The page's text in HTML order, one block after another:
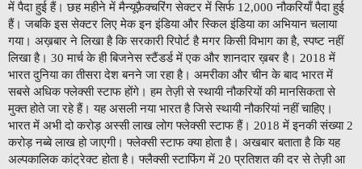
में पैदा हुई हैं। छह महीने में मैन्यूफ़ैक्चरिंग सेक्टर में सिर्फ 12,000 नौकरियाँ पैदा हुई
हैं। जबकि इस सेक्टर लिए मेक इन इंडिया और स्किल इंडिया का अभियान चलाया
गया। अख़बार ने लिखा है कि सरकारी रिपोर्ट है मगर किसी विभाग का है, स्पष्ट नहीं
लिखा है। 30 मार्च के ही बिजनेस स्टैंडर्ड में एक और शानदार ख़बर है। 2018 में
भारत दुनिया का तीसरा देश बनने जा रहा है। अमरीका और चीन के बाद भारत में
सबसे अधिक फ्लेक्सी स्टाफ होंगे। हम तेज़ी से स्थायी नौकरियों की मानसिकता से
मुक्त होते जा रहे हैं। यह असली नया भारत है जिसे स्थायी नौकरियां नहीं चाहिए।
भारत में अभी दो करोड़ अस्सी लाख लोग फ्लेक्सी स्टाफ हैं। 2018 में इनकी संख्या 2
करोड़ नब्बे लाख हो जाएगी। फ्लेक्सी स्टाफ क्या होता है। अखबार बताता है कि यह
अल्पकालिक कांट्रेक्ट होता है। फ्लैक्सी स्टाफिंग में 20 प्रतिशत की दर से तेज़ी आ